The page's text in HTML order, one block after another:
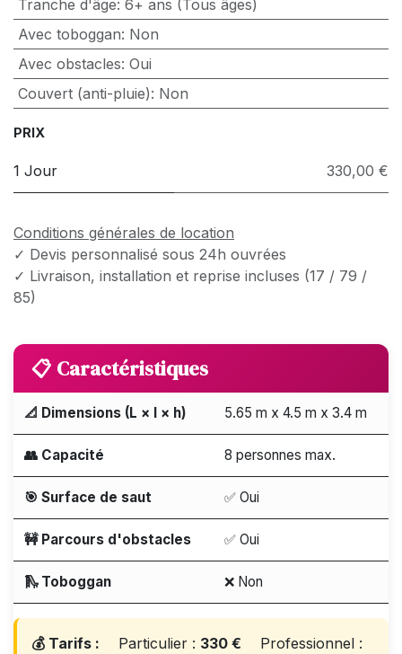
Tranche d'âge: 6+ ans (Tous âges)
Avec toboggan: Non
Avec obstacles: Oui
Couvert (anti-pluie): Non
PRIX
1 Jour 330,00 €
Conditions générales de location
✓ Devis personnalisé sous 24h ouvrées
✓ Livraison, installation et reprise incluses (17 / 79 /
85)
📋 Caractéristiques
📐 Dimensions (L × l × h) 5.65 m x 4.5 m x 3.4 m
👥 Capacité 8 personnes max.
🎯 Surface de saut ✅ Oui
🚧 Parcours d'obstacles ✅ Oui
🛝 Toboggan ❌ Non
💰 Tarifs : Particulier : 330 €
Professionnel :